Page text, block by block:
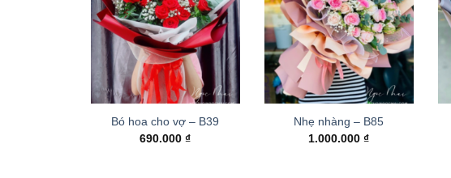
Bó hoa cho vợ – B39
690.000₫
Nhẹ nhàng – B85
1.000.000₫